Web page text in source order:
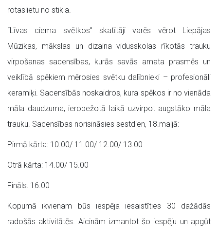
rotaslietu no stikla.
“Līvas ciema svētkos” skatītāji varēs vērot Liepājas
Mūzikas, mākslas un dizaina vidusskolas rīkotās trauku
virpošanas sacensības, kurās savās amata prasmēs un
veiklībā spēkiem mērosies svētku dalībnieki – profesionāli
keramiķi. Sacensībās noskaidros, kura spēkos ir no vienāda
māla daudzuma, ierobežotā laikā uzvirpot augstāko māla
trauku. Sacensības norisināsies sestdien, 18.maijā:
Pirmā kārta: 10.00/ 11.00/ 12.00/ 13.00
Otrā kārta: 14.00/ 15.00
Fināls: 16.00
Kopumā ikvienam būs iespēja iesaistīties 30 dažādās
radošās aktivitātēs. Aicinām izmantot šo iespēju un apgūt